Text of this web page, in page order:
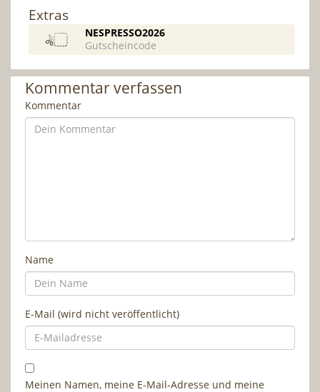
Extras
NESPRESSO2026
Gutscheincode
Kommentar verfassen
Kommentar
Name
E-Mail (wird nicht veröffentlicht)
Meinen Namen, meine E-Mail-Adresse und meine